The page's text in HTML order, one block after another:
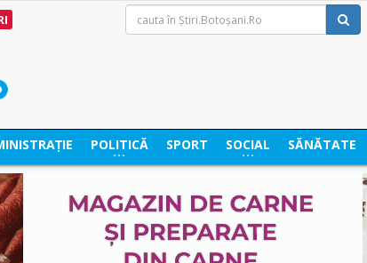
POLITICĂ SPORT SOCIAL SĂNĂTATE